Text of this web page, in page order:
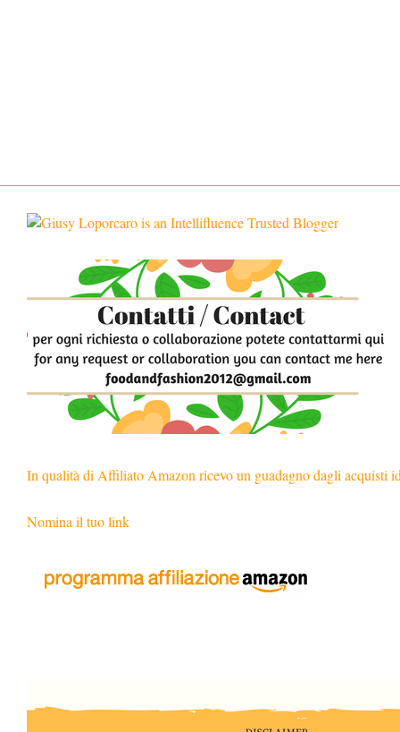
In qualità di Affiliato Amazon ricevo un guadagno dagli acquisti
Nomina il tuo link